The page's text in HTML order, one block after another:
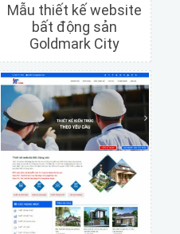
Chi tiết Xem trước
Mẫu thiết kế website
bất động sản
Goldmark City